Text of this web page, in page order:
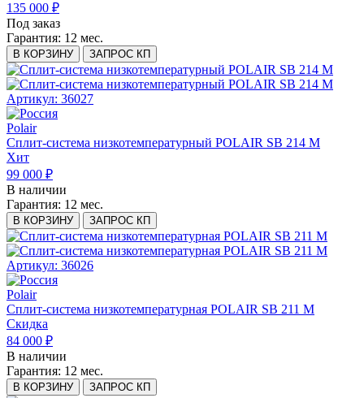
135 000 ₽
Под заказ
Гарантия: 12 мес.
В КОРЗИНУ ЗАПРОС КП
Артикул: 36027
Polair
Сплит-система низкотемпературный POLAIR SB 214 M
Хит
99 000 ₽
В наличии
Гарантия: 12 мес.
В КОРЗИНУ ЗАПРОС КП
Артикул: 36026
Polair
Сплит-система низкотемпературная POLAIR SB 211 M
Скидка
84 000 ₽
В наличии
Гарантия: 12 мес.
В КОРЗИНУ ЗАПРОС КП